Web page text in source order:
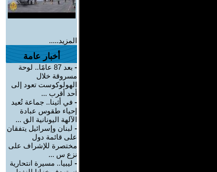
المزيد.....
أخبار عامة
-
بعد 87 عامًا.. لوحة
مسروقة خلال
الهولوكوست تعود إلى
أحد أقرب ...
- في أثينا.. جماعة تُعيد
إحياء طقوس عبادة
الآلهة اليونانية الق ...
- لبنان وإسرائيل يتفقان
على قائمة دول
مختصرة للإشراف على
نزع س ...
- ليبيا.. مسيرة انتحارية